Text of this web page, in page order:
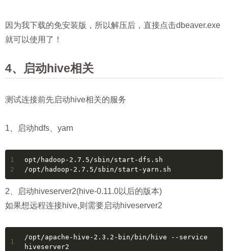
因为我下载的免安装版，所以解压后，直接点击dbeaver.exe
就可以使用了！
4、启动hive相关
测试连接前先启动hive相关的服务
1、启动hdfs、yarn
1
2
opt/hadoop-2.7.5/sbin/start-dfs.sh
/opt/hadoop-2.7.5/sbin/start-yarn.sh
2、启动hiveserver2(hive-0.11.0以后的版本)
如果想远程连接hive,则需要启动hiveserver2
1
/opt/apache-hive-2.3.2-bin/bin/hive --service
hiveserver2